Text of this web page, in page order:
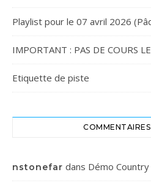
Playlist pour le 07 avril 2026
IMPORTANT : PAS DE COURS
Etiquette de piste
nstonefar dans Démo Country